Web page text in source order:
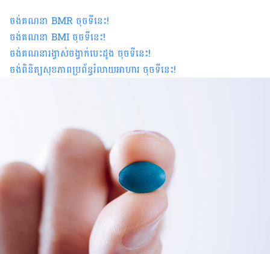
ចង់គណនា BMR ចុចទីនេះ!
ចង់គណនា BMI ចុចទីនេះ!
ចង់គណនារង្វាស់ចង្វាក់បេះដូង ចុចទីនេះ!
ចង់ពិនិត្យសុខភាពប្រព័ន្ធរំលាយអាហារ ចុចទីនេះ!